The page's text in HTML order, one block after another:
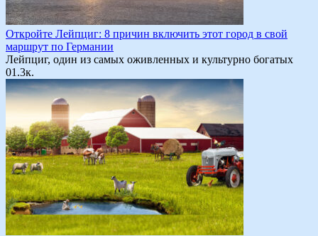
Откройте Лейпциг: 8 причин включить этот город в свой
маршрут по Германии
Лейпциг, один из самых оживленных и культурно богатых
01.3к.